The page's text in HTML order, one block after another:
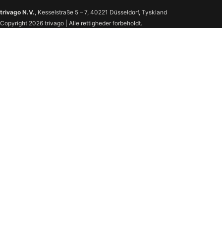
trivago N.V., Kesselstraße 5 – 7, 40221 Düsseldorf, Tyskland
Copyright 2026 trivago | Alle rettigheder forbeholdt.